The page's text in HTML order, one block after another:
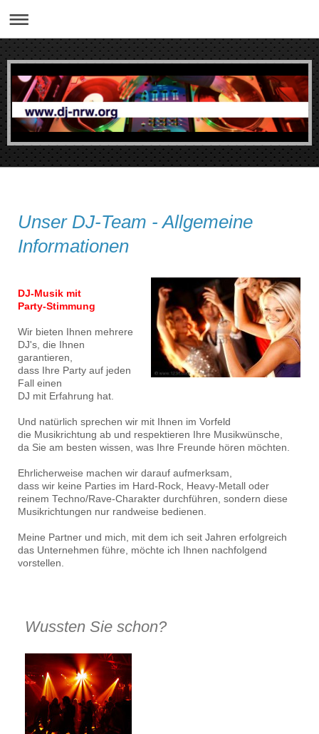
Unser DJ-Team - Allgemeine
Informationen
DJ-Musik mit
Party-Stimmung
Wir bieten Ihnen mehrere
DJ's, die Ihnen
garantieren,
dass Ihre Party auf jeden
Fall einen
DJ mit Erfahrung hat.
Und natürlich sprechen wir mit Ihnen im Vorfeld
die Musikrichtung ab und respektieren Ihre Musikwünsche,
da Sie am besten wissen, was Ihre Freunde hören möchten.
Ehrlicherweise machen wir darauf aufmerksam,
dass wir keine Parties im Hard-Rock, Heavy-Metall oder
reinem Techno/Rave-Charakter durchführen, sondern diese
Musikrichtungen nur randweise bedienen.
Meine Partner und mich, mit dem ich seit Jahren erfolgreich
das Unternehmen führe, möchte ich Ihnen nachfolgend
vorstellen.
Wussten Sie schon?